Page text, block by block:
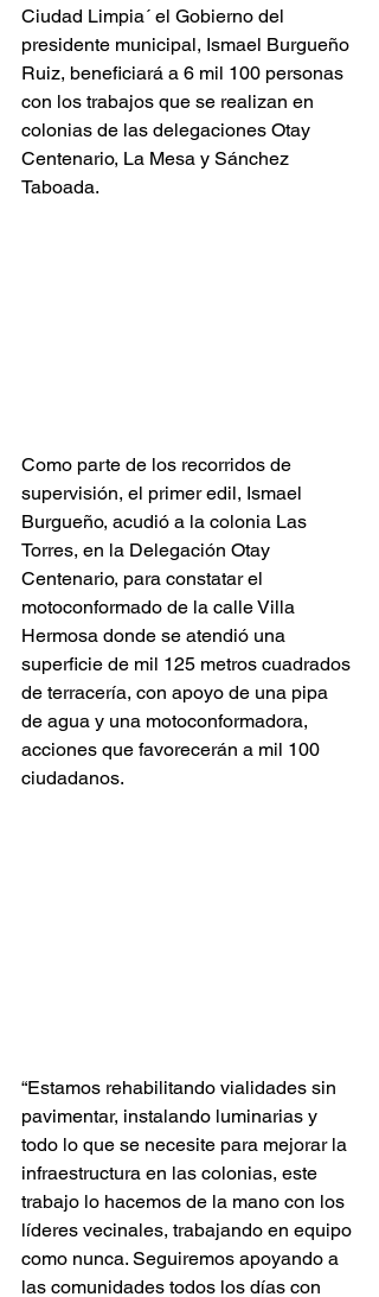
Ciudad Limpia´ el Gobierno del
presidente municipal, Ismael Burgueño
Ruiz, beneficiará a 6 mil 100 personas
con los trabajos que se realizan en
colonias de las delegaciones Otay
Centenario, La Mesa y Sánchez
Taboada.
Como parte de los recorridos de
supervisión, el primer edil, Ismael
Burgueño, acudió a la colonia Las
Torres, en la Delegación Otay
Centenario, para constatar el
motoconformado de la calle Villa
Hermosa donde se atendió una
superficie de mil 125 metros cuadrados
de terracería, con apoyo de una pipa
de agua y una motoconformadora,
acciones que favorecerán a mil 100
ciudadanos.
“Estamos rehabilitando vialidades sin
pavimentar, instalando luminarias y
todo lo que se necesite para mejorar la
infraestructura en las colonias, este
trabajo lo hacemos de la mano con los
líderes vecinales, trabajando en equipo
como nunca. Seguiremos apoyando a
las comunidades todos los días con